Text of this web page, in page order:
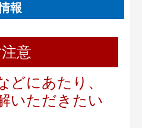
報
意
どにあたり、
いただきたい